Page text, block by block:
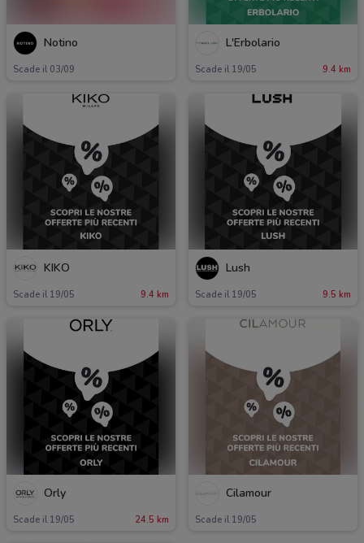
Notino
Scade il 03/09
L'Erbolario
Scade il 19/05 9.4 km
KIKO
Scade il 19/05 9.4 km
Lush
Scade il 19/05 9.5 km
Orly
Scade il 19/05 24.5 km
Cilamour
Scade il 19/05